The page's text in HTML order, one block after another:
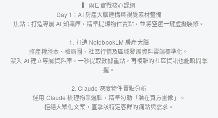
▎兩日實戰核心課綱
Day 1：AI 房產大腦建構與視覺素材整備
焦點：打造專屬 AI 知識庫，精準提煉物件賣點，並將空屋一鍵虛擬裝修。
1. 打造 NotebookLM 房產大腦
將產權謄本、格局圖、社區行情及區域發展資料雲端標準化。
餵入 AI 建立專屬資料庫，一秒提取數據重點，再複雜的社區資訊也能瞬間掌
握。
2. Claude 深度物件賣點分析
運用 Claude 梳理物業邏輯，精準勾勒「潛在買方畫像」。
拒絕大眾化文案，直擊該特定客群的痛點與需求。